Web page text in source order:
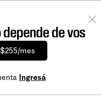
de vos
mes
Ingresá